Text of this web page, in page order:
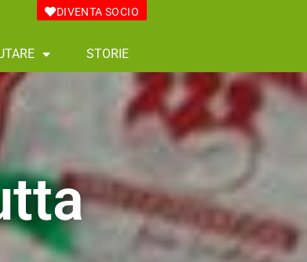
DIVENTA SOCIO
STORIE